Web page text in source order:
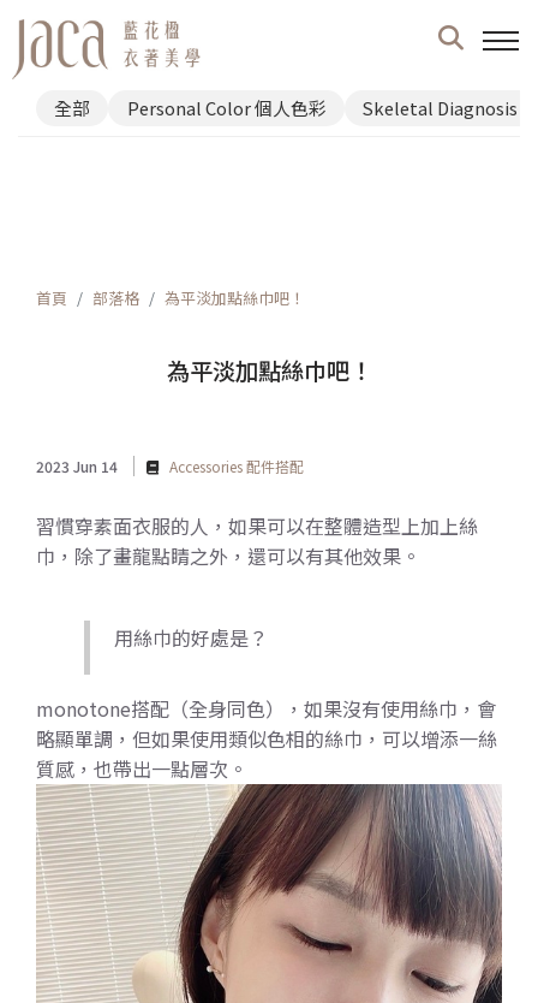
全部 Personal Color 個人色彩 Skeletal Diagnosis
首頁 部落格 為平淡加點絲巾吧！
為平淡加點絲巾吧！
2023 Jun 14 Accessories 配件搭配
習慣穿素面衣服的人，如果可以在整體造型上加上絲
巾，除了畫龍點睛之外，還可以有其他效果。
用絲巾的好處是？
monotone搭配（全身同色），如果沒有使用絲巾，會
略顯單調，但如果使用類似色相的絲巾，可以增添一絲
質感，也帶出一點層次。